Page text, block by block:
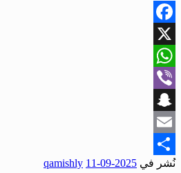
Facebook
X
WhatsApp
Viber
Snapchat
Email
Share
نُشر في 2025-09-11
qamishly